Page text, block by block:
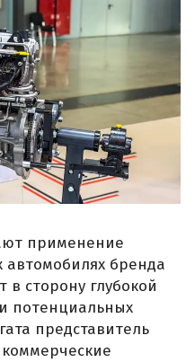
применение
автомобилях бренда
в сторону глубокой
потенциальных
представитель
коммерческие